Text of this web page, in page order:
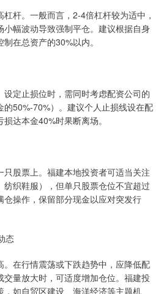
杆。一般而言，2-4倍杠杆较为适中，
小幅波动导致强制平仓。建议根据自身
在总资产的30%以内。
定止损位时，需同时考虑配资公司的
50%-70%）。建议个人止损线设在配
达本金40%时果断离场。
股票上。福建本地投资者可适当关注
织鞋服），但单只股票仓位不宜超过
操作，保留部分现金以应对突发行
态
在行情震荡或下跌趋势中，应降低配
交量放大时，可适度增加仓位。福建投
，如自贸区建设、海洋经济等主题机